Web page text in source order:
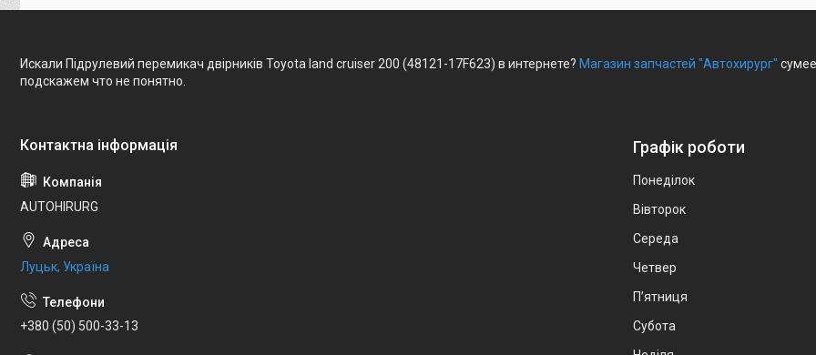
Искали Підрулевий перемикач двірників Toyota land cruiser 200 (48121-17F623) в интернете? Магазин запчастей "Автохирург"
подскажем что не понятно.
AUTOHIRURG
Луцьк, Україна
+380 (50) 500-33-13
Графік роботи
Понеділок
Вівторок
Середа
Четвер
Пʼятниця
Субота